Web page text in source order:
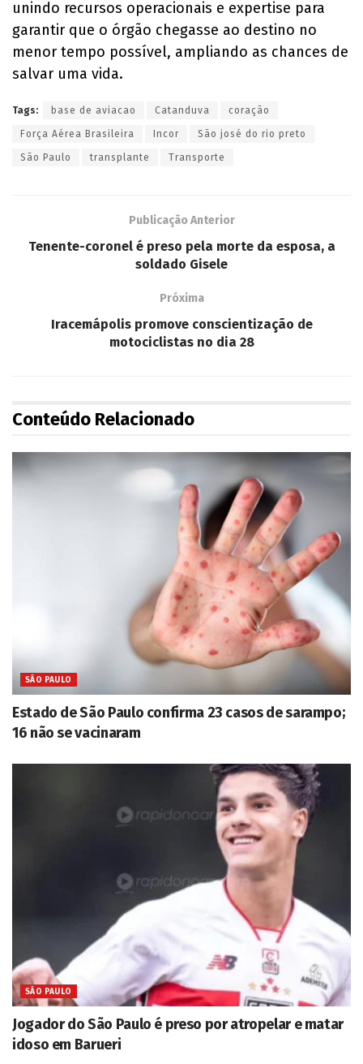
unindo recursos operacionais e expertise para
garantir que o órgão chegasse ao destino no
menor tempo possível, ampliando as chances de
salvar uma vida.
Tags: base de aviacao Catanduva coração
Força Aérea Brasileira Incor São josé do rio preto
São Paulo transplante Transporte
Publicação Anterior
Tenente-coronel é preso pela morte da esposa, a
soldado Gisele
Próxima
Iracemápolis promove conscientização de
motociclistas no dia 28
Conteúdo Relacionado
SÃO PAULO
Estado de São Paulo confirma 23 casos de sarampo;
16 não se vacinaram
SÃO PAULO
Jogador do São Paulo é preso por atropelar e matar
idoso em Barueri